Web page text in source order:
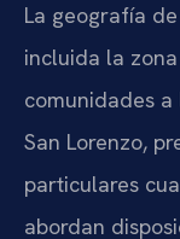
La geografía
incluida la
comunidades
San Lorenzo,
particulares
abordan